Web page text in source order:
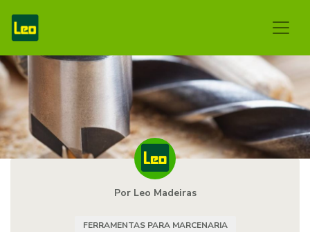
Por Leo Madeiras
FERRAMENTAS PARA MARCENARIA